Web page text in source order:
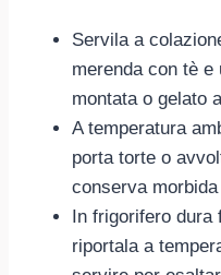
Servila a
merenda con tè e
montata o gelato
A temperatura
porta torte o
conserva
In frigorifero dura
riportala a